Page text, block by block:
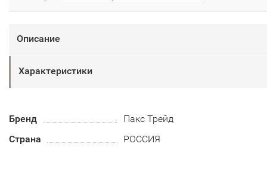
Описание
Характеристики
Бренд
Пакс Трейд
Страна
РОССИЯ